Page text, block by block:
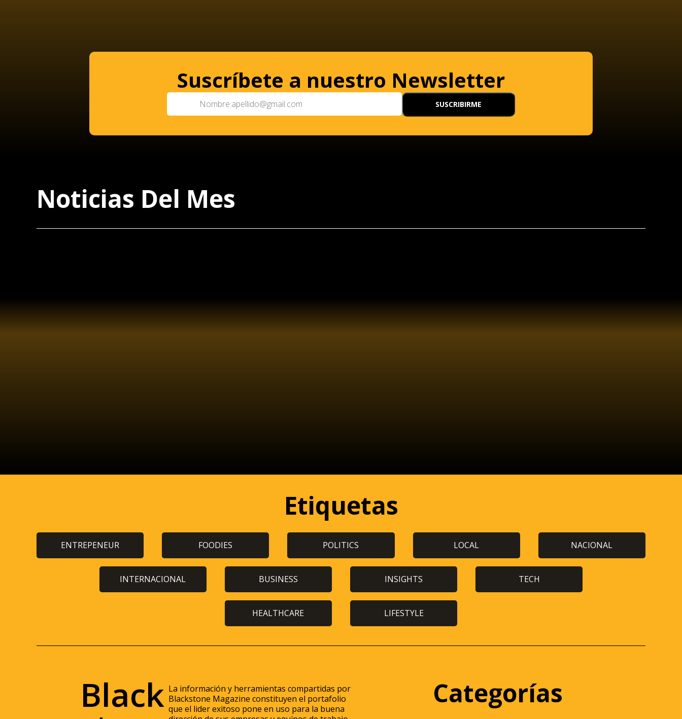
Suscríbete a nuestro Newsletter
Noticias Del Mes
Etiquetas
ENTREPENEUR FOODIES POLITICS LOCAL NACIONAL
INTERNACIONAL BUSINESS INSIGHTS TECH
HEALTHCARE LIFESTYLE
Black La información y herramientas compartidas por
Blackstone Magazine constituyen el portafolio
que el lider exitoso pone en uso para la buena
Categorías